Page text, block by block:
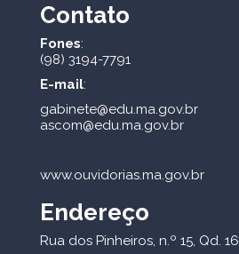
Contato
Fones:
(98) 3194-7791
E-mail:
gabinete@edu.ma.gov.br
ascom@edu.ma.gov.br
www.ouvidorias.ma.gov.br
Endereço
Rua dos Pinheiros, n.º 15, Qd. 16